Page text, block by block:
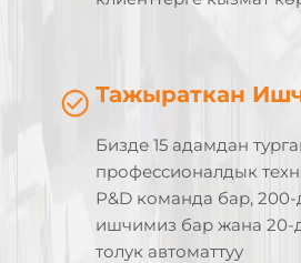
Тажыраткан
Бизде 15 адамдан
профессионалдык
Р&D команда бар, 200-
ишчимиз бар жана 20-
толук автоматтуу